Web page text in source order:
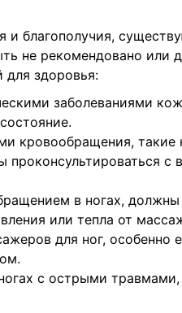
благополучия,
не рекомендовано или
для здоровья:
заболеваниями
кровообращения, такие
проконсультироваться с
в ногах,
или тепла от
для ног, особенно
с острыми